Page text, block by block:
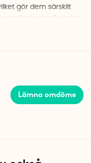
gör dem särskilt
används regelbundet.
batteri (non-
Lämna omdöme